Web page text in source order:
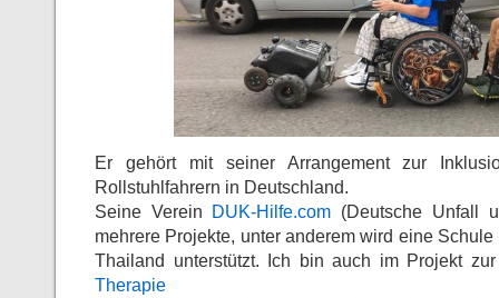
Er gehört mit seiner Arrangement zur
Rollstuhlfahrern in Deutschland.
Seine Verein DUK-Hilfe.com (Deutsche Unfall
mehrere Projekte, unter anderem wird eine
Thailand unterstützt. Ich bin auch im Projekt
Therapie